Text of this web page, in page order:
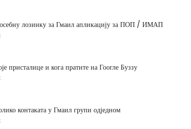
лозинку за Гмаил апликацију за ПОП / ИМАП
присталице и кога пратите на Гоогле Буззу
контаката у Гмаил групи одједном